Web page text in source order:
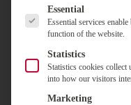
auf dem Stand der
kritischen Fragen
so Eric Bär der
Freiburg.
Es folgt eine Liste der
Essential
Essential services
function of the website.
Statistics
Statistics cookies collect
into how our visitors
Marketing